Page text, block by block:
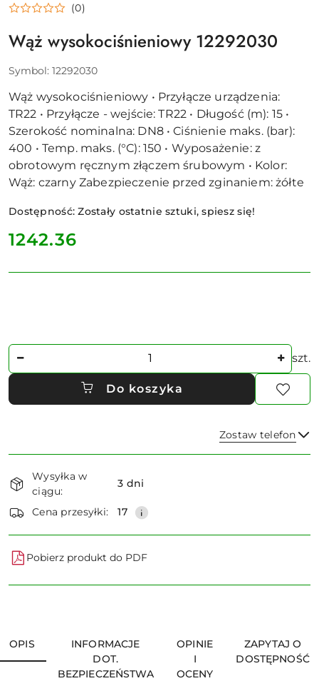
(0)
Wąż wysokociśnieniowy 12292030
Symbol: 12292030
Wąż wysokociśnieniowy • Przyłącze urządzenia:
TR22 • Przyłącze - wejście: TR22 • Długość (m): 15 •
Szerokość nominalna: DN8 • Ciśnienie maks. (bar):
400 • Temp. maks. (°C): 150 • Wyposażenie: z
obrotowym ręcznym złączem śrubowym • Kolor:
Wąż: czarny Zabezpieczenie przed zginaniem: żółte
Dostępność:Zostały ostatnie sztuki, spiesz się!
cena:
1242.36
Ilość szt.
Do koszyka
Zostaw telefon
Dostępność
i
dostawa
Wysyłka w
ciągu:
3 dni
Cena przesyłki: 17
Pobierz produkt do PDF
OPIS
INFORMACJE
DOT.
BEZPIECZEŃSTWA
OPINIE
I
OCENY
ZAPYTAJ O
DOSTĘPNOŚĆ